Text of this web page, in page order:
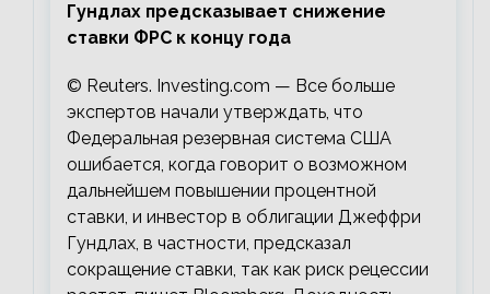
Гундлах предсказывает снижение
ставки ФРС к концу года
© Reuters. Investing.com — Все больше
экспертов начали утверждать, что
Федеральная резервная система США
ошибается, когда говорит о возможном
дальнейшем повышении процентной
ставки, и инвестор в облигации Джеффри
Гундлах, в частности, предсказал
сокращение ставки, так как риск рецессии